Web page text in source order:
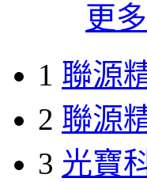
更多
1 聯源
2 聯源
3 光寶